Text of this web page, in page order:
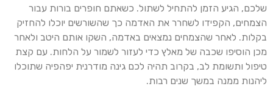
שלכם, הגיע הזמן להתחיל לשתול. כשאתם חופרים בורות עבור
הצמחים, הקפידו לשחרר את האדמה כך שהשורשים יוכלו להחזיק
בקלות. לאחר שהצמחים נמצאים באדמה, השקו אותם היטב ולאחר
מכן הוסיפו שכבה של מאלץ כדי לעזור לשמור על הלחות. עם קצת
טיפול ותשומת לב, בקרוב תהיה לכם גינה מודרנית יפהפיה שתוכלו
ליהנות ממנה במשך שנים רבות.